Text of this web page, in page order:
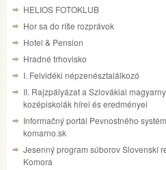
HELIOS FOTOKLUB
Hor sa do ríše rozprávok
Hotel & Pension
Hradné trhovisko
I. Felvidéki népzenésztalálkozó
II. Rajzpályázat a Szlovákiai
kozépiskolák hírei és eredményei
Informačný portál Pevnostného
komarno.sk
Jesenný program súborov Slovenskí
Komora